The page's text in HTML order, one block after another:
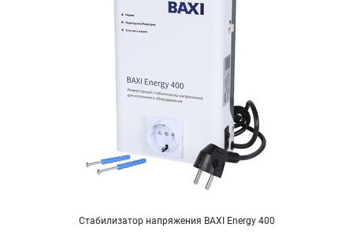
Стабилизатор напряжения BAXI Energy 400